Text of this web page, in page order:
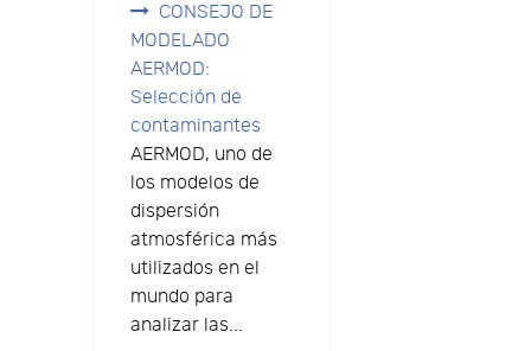
CONSEJO DE
MODELADO
AERMOD:
Selección de
contaminantes
AERMOD, uno de
los modelos de
dispersión
atmosférica más
utilizados en el
mundo para
analizar las...